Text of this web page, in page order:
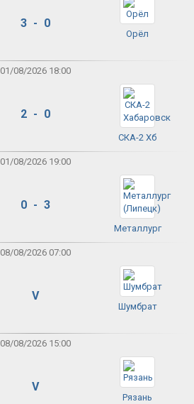
3 - 0
Орёл
01/08/2026 18:00
2 - 0
СКА-2 Хб
01/08/2026 19:00
0 - 3
Металлург
08/08/2026 07:00
V
Шумбрат
08/08/2026 15:00
V
Рязань